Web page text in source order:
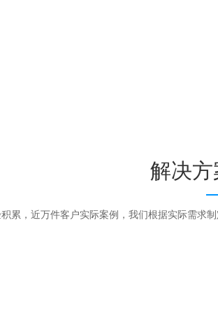
解决方
累，近万件客户实际案例，我们根据实际需求